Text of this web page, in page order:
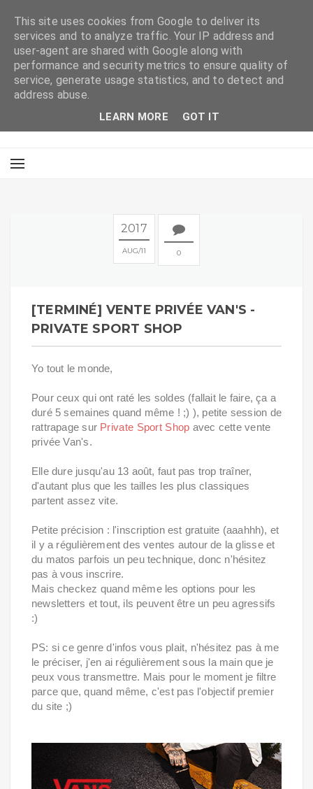
2017
AUG 11 0
[TERMINÉ] VENTE PRIVÉE VAN'S -
PRIVATE SPORT SHOP
Yo tout le monde,
Pour ceux qui ont raté les soldes (fallait le faire, ça a
duré 5 semaines quand même ! ;) ), petite session de
rattrapage sur Private Sport Shop avec cette vente
privée Van's.
Elle dure jusqu'au 13 août, faut pas trop traîner,
d'autant plus que les tailles les plus classiques
partent assez vite.
Petite précision : l'inscription est gratuite (aaahhh), et
il y a régulièrement des ventes autour de la glisse et
du matos parfois un peu technique, donc n'hésitez
pas à vous inscrire.
Mais checkez quand même les options pour les
newsletters et tout, ils peuvent être un peu agressifs
:)
PS: si ce genre d'infos vous plait, n'hésitez pas à me
le préciser, j'en ai régulièrement sous la main que je
peux vous transmettre. Mais pour le moment je filtre
parce que, quand même, c'est pas l'objectif premier
du site ;)
This site uses cookies from Google to deliver its
services and to analyze traffic. Your IP address and
user-agent are shared with Google along with
performance and security metrics to ensure quality of
service, generate usage statistics, and to detect and
address abuse.
LEARN MORE GOT IT